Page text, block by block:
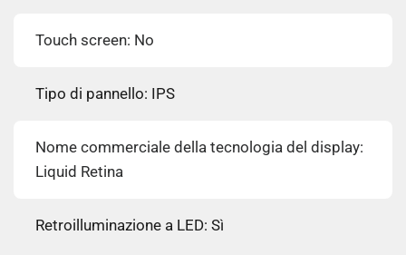
Touch screen: No
Tipo di pannello: IPS
Nome commerciale della tecnologia del display:
Liquid Retina
Retroilluminazione a LED: Sì